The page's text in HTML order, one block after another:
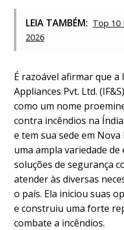
LEIA TAMBÉM: Top 10
2026
É razoável afirmar que a
Appliances Pvt. Ltd.
como um nome
contra incêndios na
e tem sua sede em
uma ampla variedade
soluções de segurança
atender às diversas
o país. Ela iniciou suas
e construiu uma forte
combate a incêndios.